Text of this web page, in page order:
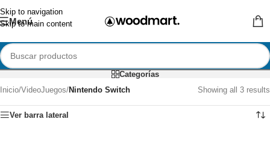
Skip to navigation
Skip to main content
Menú
Categorías
Inicio/VideoJuegos/Nintendo Switch Showing all 3 results
Ver barra lateral